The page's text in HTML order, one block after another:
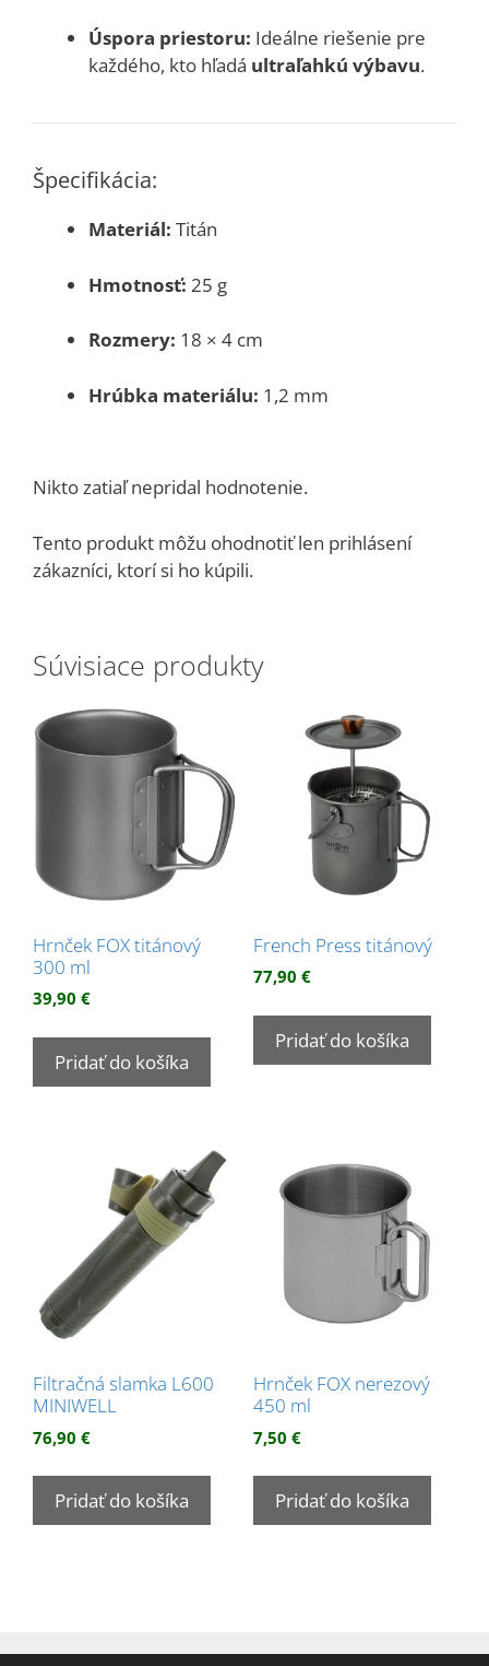
Úspora priestoru: Ideálne riešenie pre
každého, kto hľadá ultraľahkú výbavu.
Špecifikácia:
Materiál: Titán
Hmotnosť: 25 g
Rozmery: 18 × 4 cm
Hrúbka materiálu: 1,2 mm
Nikto zatiaľ nepridal hodnotenie.
Tento produkt môžu ohodnotiť len prihlásení
zákazníci, ktorí si ho kúpili.
Súvisiace produkty
Hrnček FOX titánový
300 ml
39,90 €
Pridať do košíka
French Press titánový
77,90 €
Pridať do košíka
Filtračná slamka L600
MINIWELL
76,90 €
Pridať do košíka
Hrnček FOX nerezový
450 ml
7,50 €
Pridať do košíka